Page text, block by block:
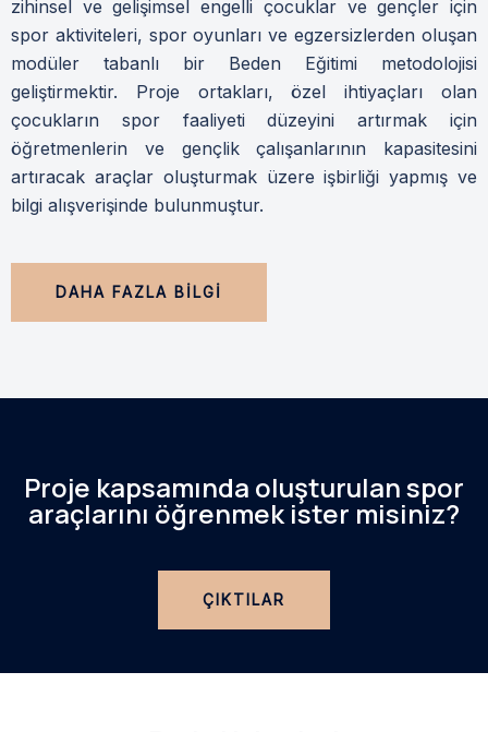
zihinsel ve gelişimsel engelli çocuklar ve gençler için
spor aktiviteleri, spor oyunları ve egzersizlerden oluşan
modüler tabanlı bir Beden Eğitimi metodolojisi
geliştirmektir. Proje ortakları, özel ihtiyaçları olan
çocukların spor faaliyeti düzeyini artırmak için
öğretmenlerin ve gençlik çalışanlarının kapasitesini
artıracak araçlar oluşturmak üzere işbirliği yapmış ve
bilgi alışverişinde bulunmuştur.
DAHA FAZLA BİLGİ
Proje kapsamında oluşturulan spor
araçlarını öğrenmek ister misiniz?
ÇIKTILAR